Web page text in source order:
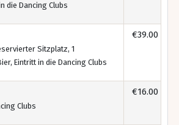
die Dancing Clubs
Sitzplatz, 1
Eintritt in die Dancing Clubs
€39.00
Clubs
€16.00